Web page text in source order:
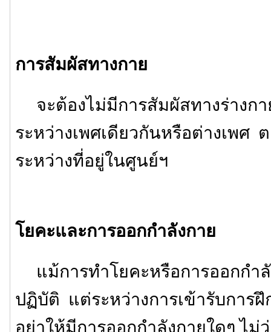
การสัมผัสทางกาย
จะต้องไม่มีการสัมผัสทางร่างก
ระหว่างเพศเดียวกันหรือต่างเพศ
ระหว่างที่อยู่ในศูนย์ฯ
โยคะและการออกกำลังกาย
แม้การทำโยคะหรือการออกกำ
ปฏิบัติ แต่ระหว่างการเข้ารับการ
อย่าให้มีการออกกำลังกายใดๆ ไม่